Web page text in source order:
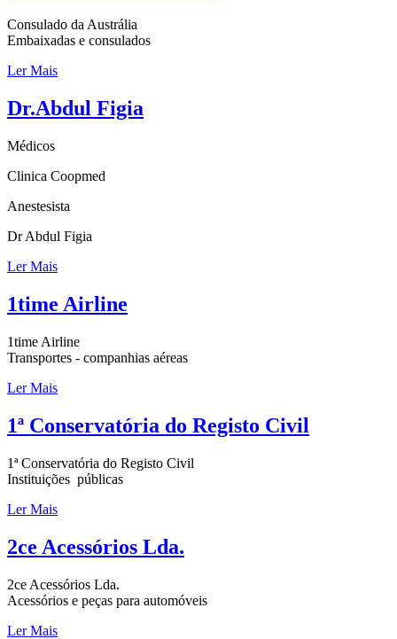
Consulado da Austrália
Embaixadas e consulados
Ler Mais
Dr.Abdul Figia
Médicos
Clinica Coopmed
Anestesista
Dr Abdul Figia
Ler Mais
1time Airline
1time Airline
Transportes - companhias aéreas
Ler Mais
1ª Conservatória do Registo Civil
1ª Conservatória do Registo Civil
Instituições públicas
Ler Mais
2ce Acessórios Lda.
2ce Acessórios Lda.
Acessórios e peças para automóveis
Ler Mais